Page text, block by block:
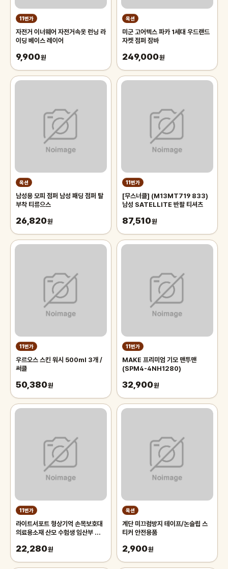
11번가
자전거 이너웨어 자전거속옷 런닝 라
이딩 베이스 레이어
9,900원
옥션
미군 고어텍스 파카 1세대 우드랜드
자켓 점퍼 잠바
249,000원
옥션
남성용 모피 점퍼 남성 패딩 점퍼 탈
부착 티류으스
26,820원
11번가
[무스너클] (M13MT719 833)
남성 SATELLITE 반팔 티셔츠
87,510원
11번가
우르오스 스킨 워시 500ml 3개 /
써클
50,380원
11번가
MAKE 프리미엄 기모 맨투맨
(SPM4-4NH1280)
32,900원
11번가
라이트서포트 형상기억 손목보호대
의료용소재 산모 수험생 임산부 육아
22,280원
옥션
계단 미끄럼방지 테이프/논슬립 스
티커 안전용품
2,900원